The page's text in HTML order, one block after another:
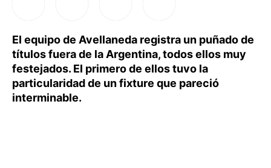
El equipo de Avellaneda registra un puñado de
títulos fuera de la Argentina, todos ellos muy
festejados. El primero de ellos tuvo la
particularidad de un fixture que pareció
interminable.